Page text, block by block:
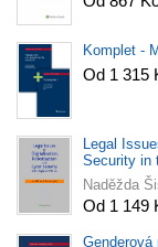
Komplet -
Od 1 315
Legal
Security in
Naděžda
Od 1 149